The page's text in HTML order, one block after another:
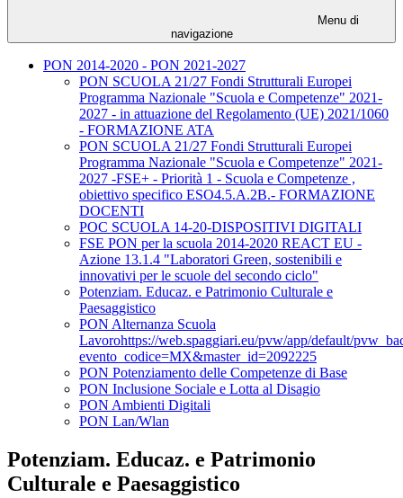
Menu di
navigazione
PON 2014-2020 - PON 2021-2027
PON SCUOLA 21/27 Fondi Strutturali Europei
Programma Nazionale "Scuola e Competenze" 2021-
2027 - in attuazione del Regolamento (UE) 2021/1060
- FORMAZIONE ATA
PON SCUOLA 21/27 Fondi Strutturali Europei
Programma Nazionale "Scuola e Competenze" 2021-
2027 -FSE+ - Priorità 1 - Scuola e Competenze ,
obiettivo specifico ESO4.5.A.2B.- FORMAZIONE
DOCENTI
POC SCUOLA 14-20-DISPOSITIVI DIGITALI
FSE PON per la scuola 2014-2020 REACT EU -
Azione 13.1.4 "Laboratori Green, sostenibili e
innovativi per le scuole del secondo ciclo"
Potenziam. Educaz. e Patrimonio Culturale e
Paesaggistico
PON Alternanza Scuola
Lavorohttps://web.spaggiari.eu/pvw/app/default/
evento_codice=MX&master_id=2092225
PON Potenziamento delle Competenze di Base
PON Inclusione Sociale e Lotta al Disagio
PON Ambienti Digitali
PON Lan/Wlan
Potenziam. Educaz. e Patrimonio
Culturale e Paesaggistico